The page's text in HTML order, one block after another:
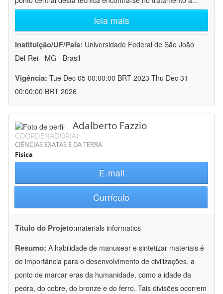
leia mais
Instituição/UF/País: Universidade Federal de São João
Del-Rei - MG - Brasil
Vigência: Tue Dec 05 00:00:00 BRT 2023-Thu Dec 31
00:00:00 BRT 2026
Adalberto Fazzio
COORDENADOR(A)
CIÊNCIAS EXATAS E DA TERRA
Física
E-mail
Currículo
Título do Projeto:materials informatics
Resumo: A habilidade de manusear e sintetizar materiais é
de importância para o desenvolvimento de civilizações, a
ponto de marcar eras da humanidade, como a idade da
pedra, do cobre, do bronze e do ferro. Tais divisões ocorrem